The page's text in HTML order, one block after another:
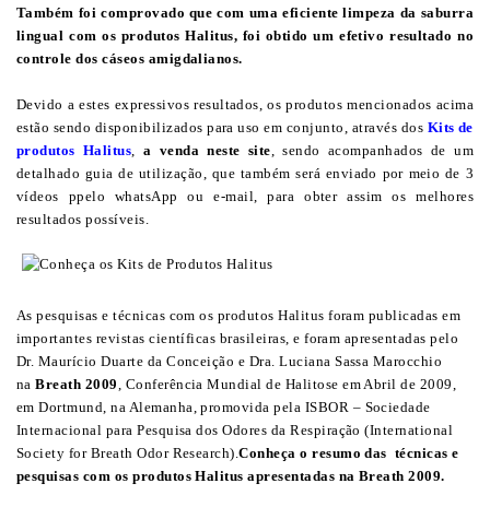
Também foi comprovado que com uma eficiente limpeza da saburra
lingual com os produtos Halitus, foi obtido um efetivo resultado no
controle dos cáseos amigdalianos.
Devido a estes expressivos resultados, os produtos mencionados acima
estão sendo disponibilizados para uso em conjunto, através dos Kits de
produtos Halitus,a venda neste site, sendo acompanhados de um
detalhado guia de utilização, que também será enviado por meio de 3
vídeos ppelo whatsApp ou e-mail, para obter assim os melhores
resultados possíveis.
As pesquisas e técnicas com os produtos Halitus foram publicadas em
importantes revistas científicas brasileiras, e foram apresentadas pelo
Dr. Maurício Duarte da Conceição e Dra. Luciana Sassa Marocchio
naBreath 2009, Conferência Mundial de Halitose em Abril de 2009,
em Dortmund, na Alemanha, promovida pela ISBOR – Sociedade
Internacional para Pesquisa dos Odores da Respiração (International
Society for Breath Odor Research).Conheça o resumo das técnicas e
pesquisas com os produtos Halitus apresentadas na Breath 2009.